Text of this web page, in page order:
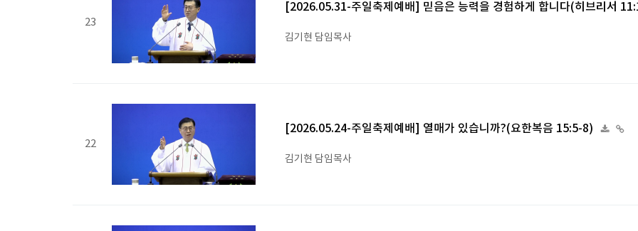
23
[2026.05.31-주일축제예배] 믿음은 능력을 경험하게 합니다(히브리서
김기현 담임목사
22
[2026.05.24-주일축제예배] 열매가 있습니까?(요한복음 15:5-8)
김기현 담임목사